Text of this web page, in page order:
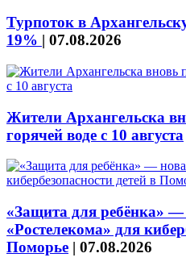
Турпоток в
19% | 07.08.2026
Жители Архангельска
горячей воде с 10 августа
«Защита для ребёнка» —
«Ростелекома» для
Поморье | 07.08.2026